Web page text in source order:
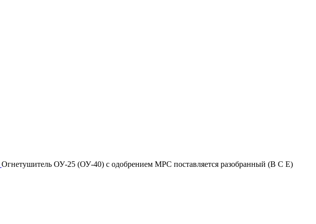
Огнетушитель ОУ-25 (ОУ-40) с одобрением МРС поставляется разобранный (B C E)